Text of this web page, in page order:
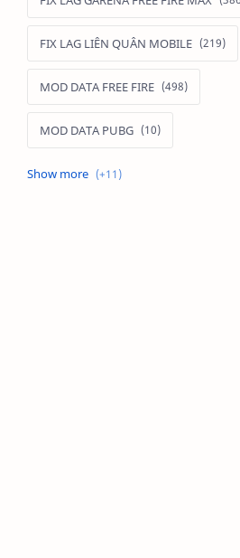
FIX LAG LIÊN QUÂN MOBILE
MOD DATA FREE FIRE
MOD DATA PUBG
MOD FREE FIRE